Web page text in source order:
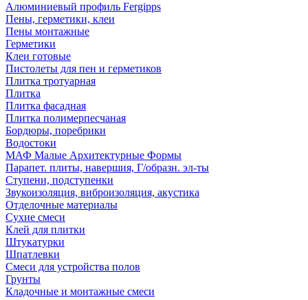
Алюминиевый профиль Fergipps
Пены, герметики, клеи
Пены монтажные
Герметики
Клеи готовые
Пистолеты для пен и герметиков
Плитка тротуарная
Плитка
Плитка фасадная
Плитка полимерпесчаная
Бордюры, поребрики
Водостоки
МАФ Малые Архитектурные Формы
Парапет. плиты, навершия, Г/образн. эл-ты
Ступени, подступенки
Звукоизоляция, виброизоляция, акустика
Отделочные материалы
Сухие смеси
Клей для плитки
Штукатурки
Шпатлевки
Смеси для устройства полов
Грунты
Кладочные и монтажные смеси